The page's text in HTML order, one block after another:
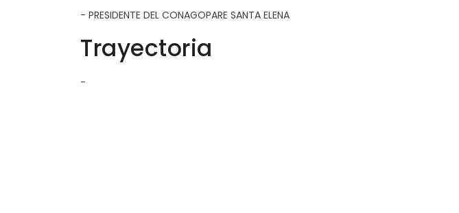
- PRESIDENTE DEL CONAGOPARE SANTA ELENA
Trayectoria
-